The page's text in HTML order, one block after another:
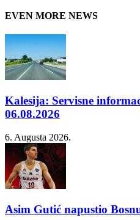
EVEN MORE NEWS
Kalesija: Servisne
06.08.2026
6. Augusta 2026.
Asim Gutić napustio